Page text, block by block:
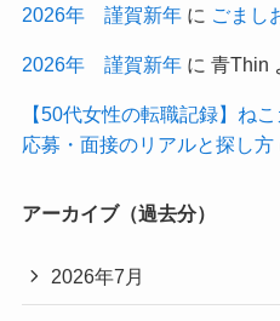
2026年 謹賀新年に ごまし
2026年 謹賀新年に 青Thin
【50代女性の転職記録】ね
応募・面接のリアルと探し方
アーカイブ（過去分）
2026年7月